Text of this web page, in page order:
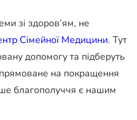
зі здоров’ям, не
Сімейної Медицини. Тут
допомогу та підберуть
на покращення
благополуччя є нашим